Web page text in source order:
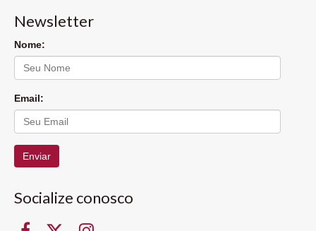
Newsletter
Nome:
Email:
Enviar
Socialize conosco